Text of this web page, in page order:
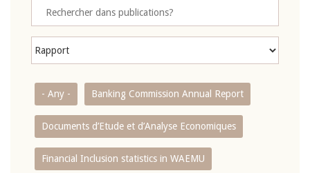
- Any - Banking Commission Annual Report
Documents d’Etude et d’Analyse Economiques
Financial Inclusion statistics in WAEMU